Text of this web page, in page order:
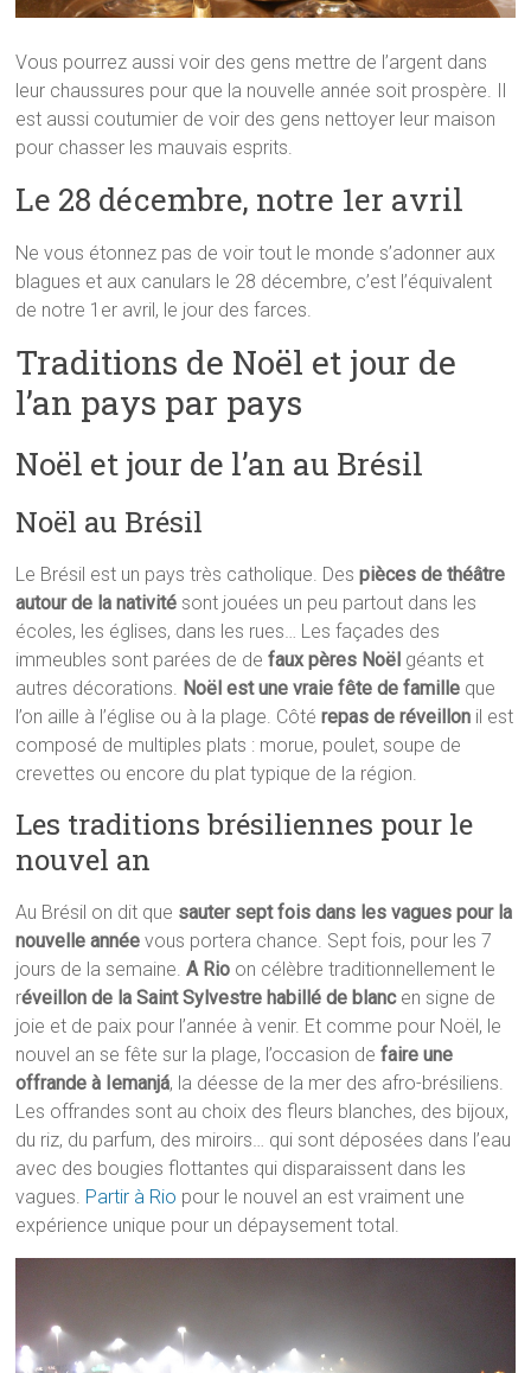
Vous pourrez aussi voir des gens mettre de l’argent dans
leur chaussures pour que la nouvelle année soit prospère. Il
est aussi coutumier de voir des gens nettoyer leur maison
pour chasser les mauvais esprits.
Le 28 décembre, notre 1er avril
Ne vous étonnez pas de voir tout le monde s’adonner aux
blagues et aux canulars le 28 décembre, c’est l’équivalent
de notre 1er avril, le jour des farces.
Traditions de Noël et jour de
l’an pays par pays
Noël et jour de l’an au Brésil
Noël au Brésil
Le Brésil est un pays très catholique. Despièces de théâtre
autour de la nativité sont jouées un peu partout dans les
écoles, les églises, dans les rues… Les façades des
immeubles sont parées de de faux pères Noël géants et
autres décorations. Noël est une vraie fête de famille que
l’on aille à l’église ou à la plage. Côtérepas de réveillon il est
composé de multiples plats : morue, poulet, soupe de
crevettes ou encore du plat typique de la région.
Les traditions brésiliennes pour le
nouvel an
Au Brésil on dit que sauter sept fois dans les vagues pour la
nouvelle année vous portera chance. Sept fois, pour les 7
jours de la semaine.A Rio on célèbre traditionnellement le
réveillon de la Saint Sylvestre habillé de blancen signe de
joie et de paix pour l’année à venir. Et comme pour Noël, le
nouvel an se fête sur la plage, l’occasion defaire une
offrande à Iemanjá, la déesse de la mer des afro-brésiliens.
Les offrandes sont au choix des fleurs blanches, des bijoux,
du riz, du parfum, des miroirs… qui sont déposées dans l’eau
avec des bougies flottantes qui disparaissent dans les
vagues. Partir à Rio pour le nouvel an est vraiment une
expérience unique pour un dépaysement total.